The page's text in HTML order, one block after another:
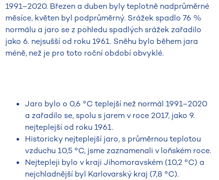
1991–2020. Březen a duben byly teplotně nadprůměrné
měsíce, květen byl podprůměrný. Srážek spadlo 76 %
normálu a jaro se z pohledu spadlých srážek zařadilo
jako 6. nejsušší od roku 1961. Sněhu bylo během jara
méně, než je pro toto roční období obvyklé.
Jaro bylo o 0,6 °C teplejší než normál 1991–2020
a zařadilo se, spolu s jarem v roce 2017, jako 9.
nejteplejší od roku 1961.
Historicky nejteplejší jaro, s průměrnou teplotou
vzduchu 10,5 °C, jsme zaznamenali v loňském roce.
Nejtepleji bylo v kraji Jihomoravském (10,2 °C) a
nejchladnější byl Karlovarský kraj (7,8 °C).